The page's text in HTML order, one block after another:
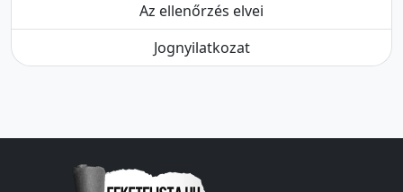
Az ellenőrzés elvei
Jognyilatkozat